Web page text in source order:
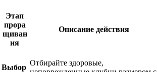
Этап
прора
щиван
ия
Описание действия
Выбор
Отбирайте здоровые,